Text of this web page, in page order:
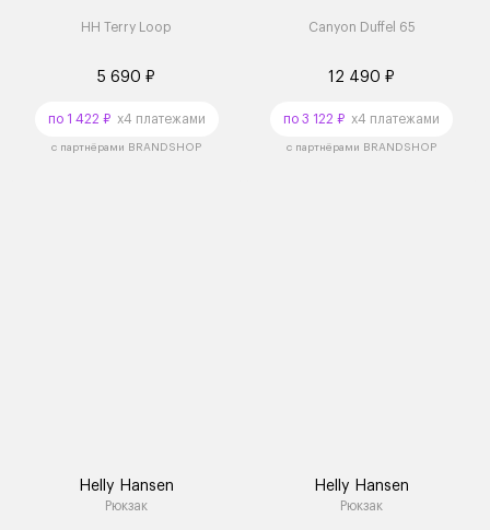
HH Terry Loop
5 690 ₽
по 1 422 ₽x4 платежами
с партнёрами BRANDSHOP
Canyon Duffel 65
12 490 ₽
по 3 122 ₽ x4 платежами
с партнёрами BRANDSHOP
Helly Hansen
Рюкзак
Helly Hansen
Рюкзак